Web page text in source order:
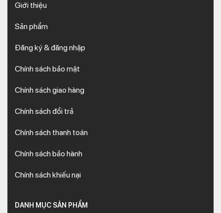
Giới thiệu
Sản phẩm
Đăng ký & đăng nhập
Chính sách bảo mật
Chính sách giao hàng
Chính sách đổi trả
Chính sách thanh toán
Chính sách bảo hành
Chính sách khiếu nại
DANH MỤC SẢN PHẨM